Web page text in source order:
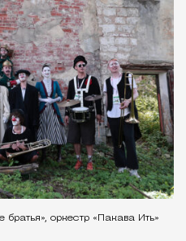
братья», оркестр «Пакава Ить»